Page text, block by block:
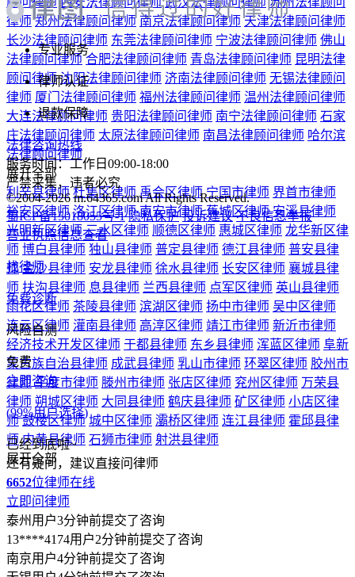
5,994位律师在线
立即提问
热门城市
热门专长
区县推荐
北京律师 上海律师 广州律师 深圳律师 成都律师 重庆律师 杭
州律师 西安律师 武汉律师 苏州律师 郑州律师 南京律师 天津
律师 长沙律师 东莞律师 宁波律师 佛山律师 合肥律师 青岛律
师 昆明律师 沈阳律师 济南律师 无锡律师 厦门律师 福州律师
温州律师 大连律师 贵阳律师 南宁律师 石家庄律师 太原律师
南昌律师 哈尔滨律师
展开全部
北京法律顾问律师 上海法律顾问律师 广州法律顾问律师 深圳
法律顾问律师 成都法律顾问律师 重庆法律顾问律师
顾问律师 西安法律顾问律师
律师 郑州法律顾问律师 南京法律顾问律师
长沙法律顾问律师
法律顾问律师
合肥法律顾问律师
顾问律师
沈阳法律顾问律师 济南法律顾问律师
律师
厦门法律顾问律师 福州法律顾问律师
大连法律顾问律师 贵阳法律顾问律师
律图>法律知识>法律顾问>诉讼指南>劳动纠纷调解与仲
裁双捷：8000 元调解与 7 万补偿金的维权之路
专业服务
律师认证
退款保障